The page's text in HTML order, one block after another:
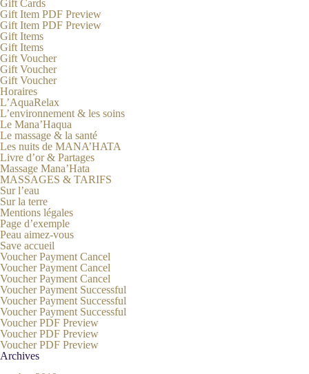
Gift Cards
Gift Item PDF Preview
Gift Item PDF Preview
Gift Items
Gift Items
Gift Voucher
Gift Voucher
Gift Voucher
Horaires
L’AquaRelax
L’environnement & les soins
Le Mana’Haqua
Le massage & la santé
Les nuits de MANA’HATA
Livre d’or & Partages
Massage Mana’Hata
MASSAGES & TARIFS
Sur l’eau
Sur la terre
Mentions légales
Page d’exemple
Peau aimez-vous
Save accueil
Voucher Payment Cancel
Voucher Payment Cancel
Voucher Payment Cancel
Voucher Payment Successful
Voucher Payment Successful
Voucher Payment Successful
Voucher PDF Preview
Voucher PDF Preview
Voucher PDF Preview
Archives